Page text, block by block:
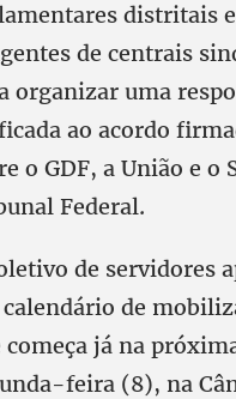
distritais e
de centrais
organizar uma
ao acordo
o GDF, a União e o
Federal.
de servidores
de
começa já na
feira (8), na